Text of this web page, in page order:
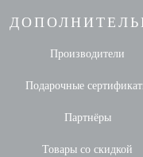
Производители
Подарочные
Партнёры
Товары со скидкой